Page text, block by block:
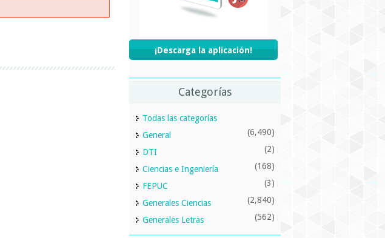
¡Descarga la aplicación!
Categorías
Todas las categorías
General
(6,490)
DTI (2)
Ciencias e Ingeniería (168)
FEPUC (3)
Generales Ciencias (2,840)
Generales Letras (562)